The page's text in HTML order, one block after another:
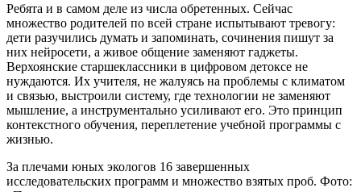
Ребята и в самом деле из числа обретенных. Сейчас
множество родителей по всей стране испытывают тревогу:
дети разучились думать и запоминать, сочинения пишут за
них нейросети, а живое общение заменяют гаджеты.
Верхоянские старшеклассники в цифровом детоксе не
нуждаются. Их учителя, не жалуясь на проблемы с климатом
и связью, выстроили систему, где технологии не заменяют
мышление, а инструментально усиливают его. Это принцип
контекстного обучения, переплетение учебной программы с
жизнью.
За плечами юных экологов 16 завершенных
исследовательских программ и множество взятых проб. Фото: